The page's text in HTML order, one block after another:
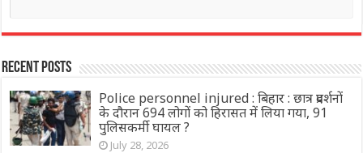
Recent Posts
Police personnel injured : बिहार : छात्र प्रदर्शनों
के दौरान 694 लोगों को हिरासत में लिया गया, 91
पुलिसकर्मी घायल ?
July 28, 2026